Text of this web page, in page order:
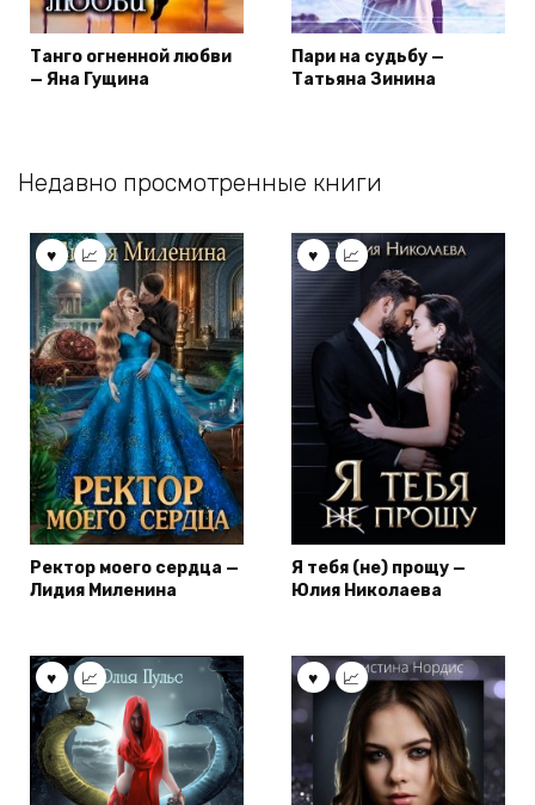
Танго огненной любви
— Яна Гущина
Пари на судьбу —
Татьяна Зинина
Недавно просмотренные книги
Ректор моего сердца —
Лидия Миленина
Я тебя (не) прощу —
Юлия Николаева